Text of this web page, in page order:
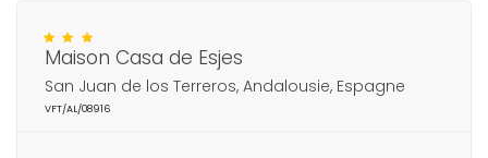
Maison Casa de Esjes
San Juan de los Terreros, Andalousie, Espagne
VFT/AL/08916